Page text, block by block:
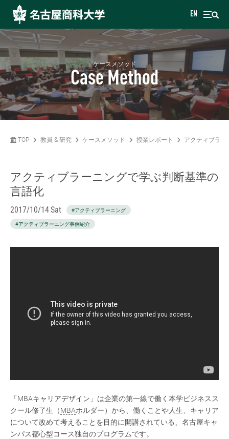
EN
ケースメソッド
Case Method
TOP 教員 & 研究 ケースメソッド 授業レポート アクティブラ
アクティブラーニングで学ぶ判断基準の
言語化
2017/10/14 Sat #アクティブラーニング
#アクティブラーニング事例紹介
「MBAキャリアデザイン」は企業の第一線で働く本学ビジネスス
クール修了生（MBAホルダー）から、働くことや人生、キャリア
について改めて考えることを目的に開講されている、名古屋キャ
ンパス都心型コース独自のプログラムです。